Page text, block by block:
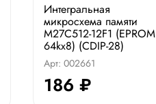
Интегральная
микросхема памяти
M27C512-12F1 (EPROM
64kx8) (CDIP-28)
Арт: 002661
186 ₽